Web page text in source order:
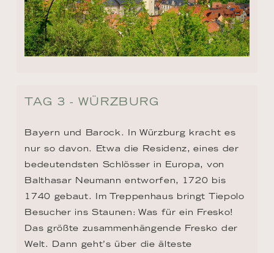
TAG 3 - WÜRZBURG
Bayern und Barock. In Würzburg kracht es
nur so davon. Etwa die Residenz, eines der
bedeutendsten Schlösser in Europa, von
Balthasar Neumann entworfen, 1720 bis
1740 gebaut. Im Treppenhaus bringt Tiepolo
Besucher ins Staunen: Was für ein Fresko!
Das größte zusammenhängende Fresko der
Welt. Dann geht’s über die älteste